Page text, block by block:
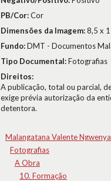
PB/Cor:Cor
Dimensões da Imagem:8,5 x
Fundo:DMT - Documentos
Tipo Documental:Fotografias
Direitos:
A publicação, total ou parcial,
exige prévia autorização da
detentora.
Malangatana Valente Ngwenya
Fotografias
A Obra
10. Formação